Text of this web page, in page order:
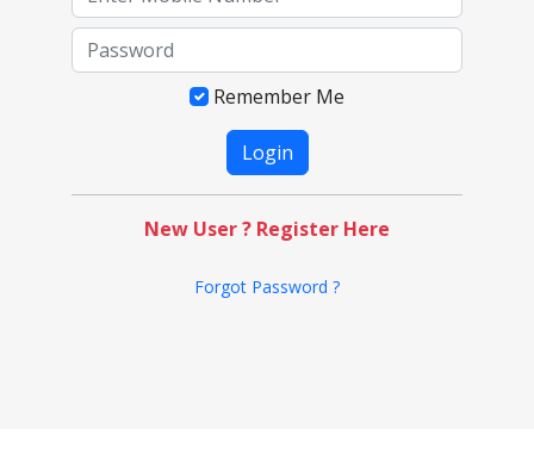
Remember Me
New User ? Register Here
Forgot Password ?